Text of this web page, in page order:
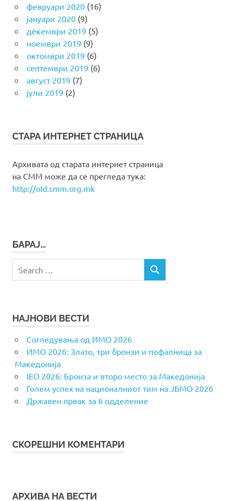
февруари 2020(16)
јануари 2020(9)
декември 2019 (5)
ноември 2019 (9)
октомври 2019 (6)
септември 2019 (6)
август 2019 (7)
јули 2019 (2)
СТАРА ИНТЕРНЕТ СТРАНИЦА
Архивата од старата интернет страница
на СММ може да се прегледа тука:
http://old.smm.org.mk
БАРАЈ…
for:
SEARCH
НАЈНОВИ ВЕСТИ
Согледувања од ИМО 2026
ИМО 2026: Злато, три бронзи и пофалница за
Македонија
IEO 2026: Бронза и второ место за Македонија
Голем успех на националниот тим на ЈБМО 2026
Државен првак за 6 одделение
СКОРЕШНИ КОМЕНТАРИ
АРХИВА НА ВЕСТИ